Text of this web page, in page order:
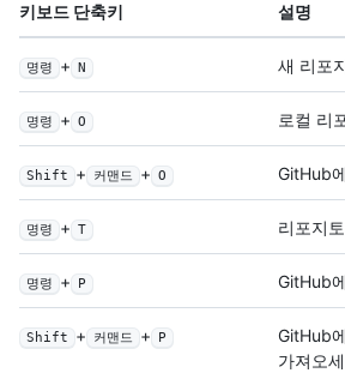
키보드 단축키 설명
명령 + N 새 리포
명령 + O 로컬 리
Shift + 커맨드 + O GitHub
명령 + T 리포지
명령 + P GitHub
Shift + 커맨드 + P
GitHub
가져오